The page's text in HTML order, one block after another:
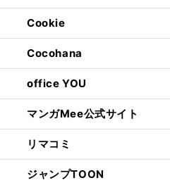
Cookie
Cocohana
office YOU
マンガMee公式サイト
リマコミ
ジャンプTOON